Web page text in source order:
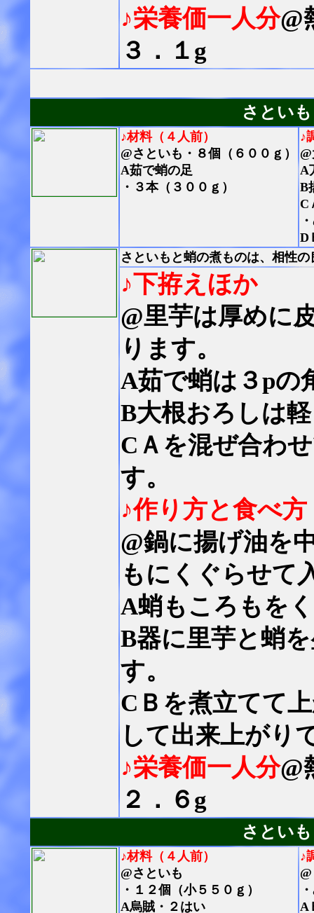
♪栄養価一人分@
３．１g
さとい
♪材料（４人前）
@さといも・８個（６００ｇ）
A茹で蛸の足
・３本（３００ｇ）
♪
A
B
C
D
さといもと蛸の煮ものは、相性
♪下拵えほか
@里芋は厚めに
ります。
A茹で蛸は３pの
B大根おろしは
CＡを混ぜ合わ
す。
♪作り方と食べ方
@鍋に揚げ油を
もにくぐらせて
A蛸もころもを
B器に里芋と蛸
す。
CＢを煮立てて
して出来上がり
♪栄養価一人分@
２．６g
さとい
♪材料（４人前）
@さといも
・１２個（小５５０ｇ）
A烏賊・２はい
♪
A